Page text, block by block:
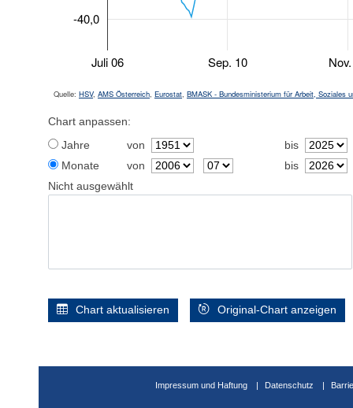
Juli 06 Sep. 10
-40,0
Quelle: HSV, AMS Österreich, Eurostat, BMASK - Bundesministerium für Arbeit, Soziales
Chart anpassen:
Jahre
von
bis
Monate
von
bis
Nicht ausgewählt
Chart aktualisieren Original-Chart anzeigen
Impressum und Haftung Datenschutz